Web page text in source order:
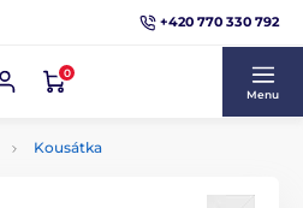
+420 770 330 792
0
Menu
Kousátka